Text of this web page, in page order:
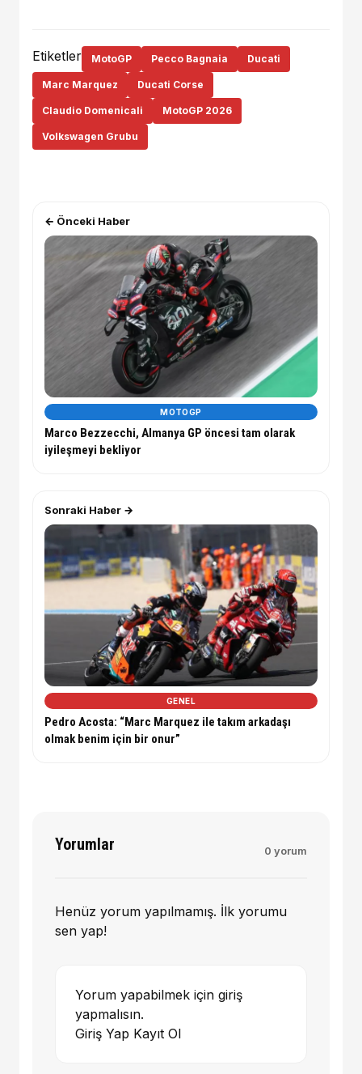
Etiketler MotoGP Pecco Bagnaia Ducati
Marc Marquez Ducati Corse
Claudio Domenicali MotoGP 2026
Volkswagen Grubu
← Önceki Haber
MOTOGP
Marco Bezzecchi, Almanya GP öncesi tam olarak
iyileşmeyi bekliyor
Sonraki Haber →
GENEL
Pedro Acosta: “Marc Marquez ile takım arkadaşı
olmak benim için bir onur”
Yorumlar 0 yorum
Henüz yorum yapılmamış. İlk yorumu
sen yap!
Yorum yapabilmek için giriş
yapmalısın.
Giriş Yap Kayıt Ol